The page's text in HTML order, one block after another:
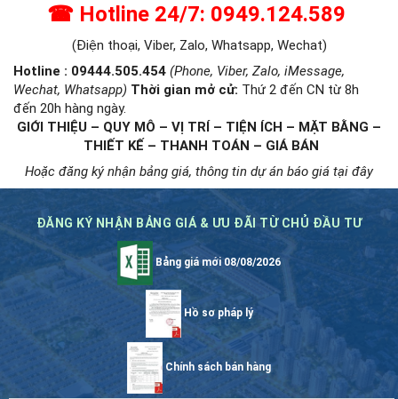
☎ Hotline 24/7: 0949.124.589
(Điện thoại, Viber, Zalo, Whatsapp, Wechat)
Hotline : 09444.505.454 (Phone, Viber, Zalo, iMessage,
Wechat, Whatsapp) Thời gian mở cử: Thứ 2 đến CN từ 8h
đến 20h hàng ngày.
GIỚI THIỆU – QUY MÔ – VỊ TRÍ – TIỆN ÍCH – MẶT BẰNG –
THIẾT KẾ – THANH TOÁN – GIÁ BÁN
Hoặc đăng ký nhận bảng giá, thông tin dự án báo giá tại đây
ĐĂNG KÝ NHẬN BẢNG GIÁ & ƯU ĐÃI TỪ CHỦ ĐẦU TƯ
Bảng giá mới 08/08/2026
Hồ sơ pháp lý
Chính sách bán hàng